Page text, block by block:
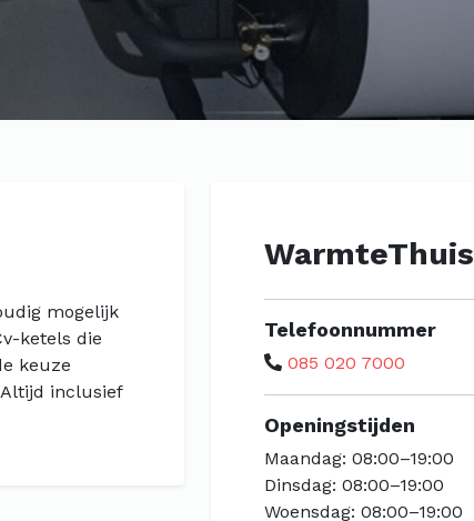
mogelijk
ketels die
keuze
inclusief
WarmteThuis
Telefoonnummer
085 020 7000
Openingstijden
Maandag: 08:00–19:00
Dinsdag: 08:00–19:00
Woensdag: 08:00–19:00